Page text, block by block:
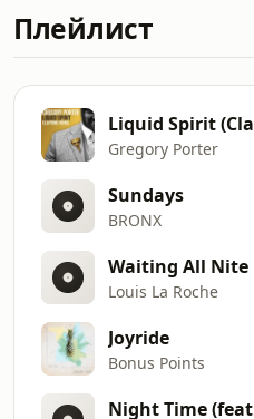
Плейлист
Gregory Porter
Sundays
BRONX
Waiting All Nite
Louis La Roche
Joyride
Bonus Points